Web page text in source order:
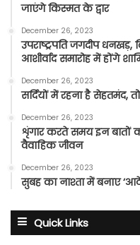
जाएंगे किस्मत के द्वार
December 26, 2023
उपराष्ट्रपति जगदीप
आशीर्वाद समारोह में होंगे
December 26, 2023
सर्दियों में रहना है सेहतमंद,
December 26, 2023
शृंगार करते समय इन बातों
वैवाहिक जीवन
December 26, 2023
सुबह का नाश्ता में बनाए
Quick Links